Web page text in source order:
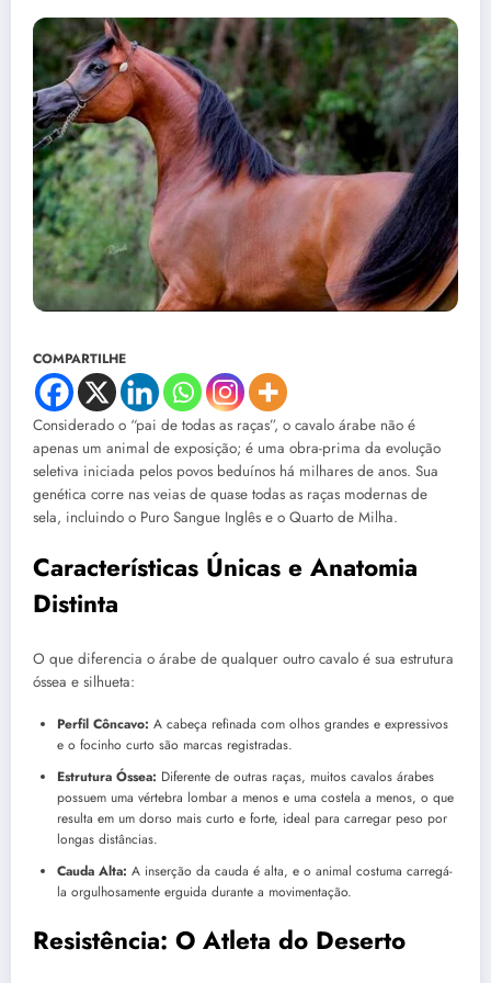
COMPARTILHE
Considerado o “pai de todas as raças”, o cavalo árabe não é
apenas um animal de exposição; é uma obra-prima da evolução
seletiva iniciada pelos povos beduínos há milhares de anos. Sua
genética corre nas veias de quase todas as raças modernas de
sela, incluindo o Puro Sangue Inglês e o Quarto de Milha.
Características Únicas e Anatomia
Distinta
O que diferencia o árabe de qualquer outro cavalo é sua estrutura
óssea e silhueta:
Perfil Côncavo: A cabeça refinada com olhos grandes e expressivos
e o focinho curto são marcas registradas.
Estrutura Óssea: Diferente de outras raças, muitos cavalos árabes
possuem uma vértebra lombar a menos e uma costela a menos, o que
resulta em um dorso mais curto e forte, ideal para carregar peso por
longas distâncias.
Cauda Alta: A inserção da cauda é alta, e o animal costuma carregá-
la orgulhosamente erguida durante a movimentação.
Resistência: O Atleta do Deserto